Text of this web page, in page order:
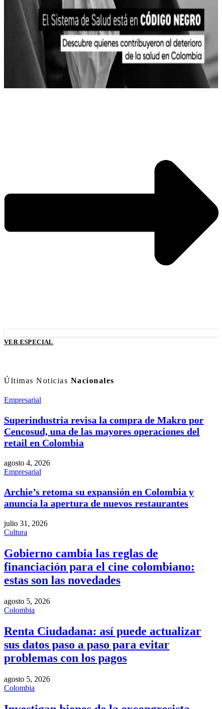
VER ESPECIAL
Últimas Noticias Nacionales
Empresarial
Superindustria revisa la compra de Makro por
Cencosud, una de las mayores operaciones del
retail en Colombia
agosto 4, 2026
Empresarial
Archie’s retoma su expansión en Colombia y
anuncia la apertura de nuevos restaurantes
julio 31, 2026
Cultura
Gobierno cambia las reglas de
financiación para el cine colombiano:
estas son las novedades
agosto 5, 2026
Colombia
Renta Ciudadana: así puede actualizar
sus datos paso a paso para evitar
problemas con los pagos
agosto 5, 2026
Colombia